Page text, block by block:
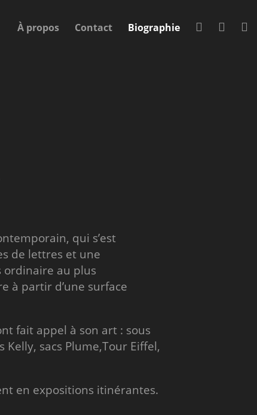
À propos Contact Biographie
qui s’est
de lettres et une
ordinaire au plus
à partir d’une surface
fait appel à son art : sous
sacs Plume,Tour Eiffel,
en expositions itinérantes.